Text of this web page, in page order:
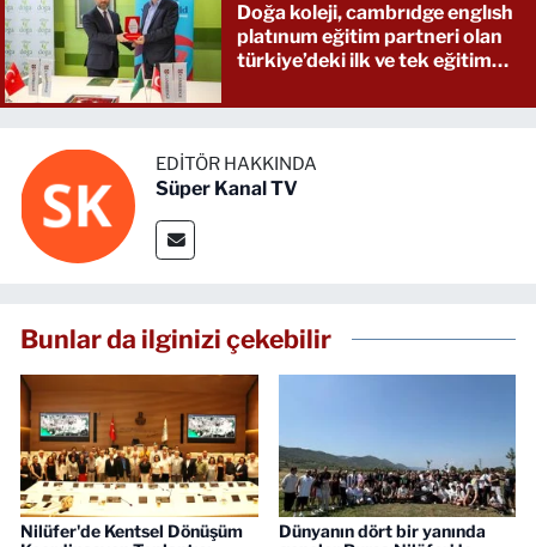
Doğa koleji, cambrıdge englısh
platınum eğitim partneri olan
türkiye’deki ilk ve tek eğitim
EDITÖR HAKKINDA
Süper Kanal TV
Bunlar da ilginizi çekebilir
Nilüfer'de Kentsel Dönüşüm
Dünyanın dört bir yanında